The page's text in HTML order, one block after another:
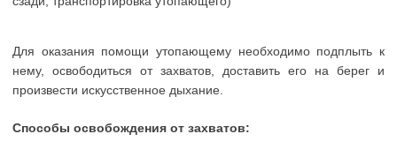
Для оказания помощи утопающему необходимо подплыть к
нему, освободиться от захватов, доставить его на берег и
произвести искусственное дыхание.
Способы освобождения от захватов: